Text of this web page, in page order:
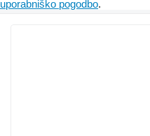
uporabniško pogodbo.